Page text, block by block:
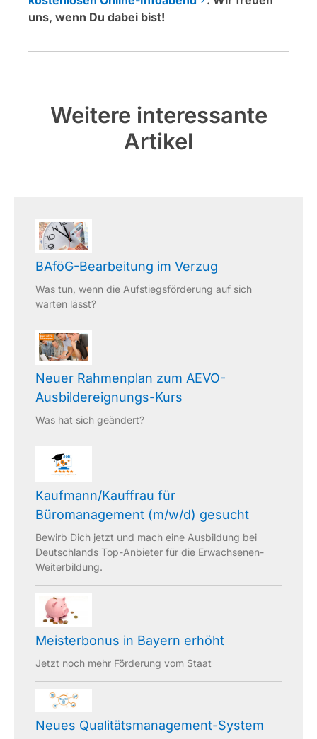
uns, wenn Du dabei bist!
Weitere interessante
Artikel
BAföG-Bearbeitung im Verzug
Was tun, wenn die Aufstiegsförderung auf sich
warten lässt?
Neuer Rahmenplan zum AEVO-
Ausbildereignungs-Kurs
Was hat sich geändert?
Kaufmann/Kauffrau für
Büromanagement (m/w/d) gesucht
Bewirb Dich jetzt und mach eine Ausbildung bei
Deutschlands Top-Anbieter für die Erwachsenen-
Weiterbildung.
Meisterbonus in Bayern erhöht
Jetzt noch mehr Förderung vom Staat
Neues Qualitätsmanagement-System